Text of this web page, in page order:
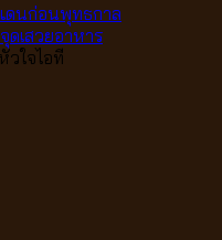
นก่อนพุทธกาล
เสวยอาหาร
ใจไอที